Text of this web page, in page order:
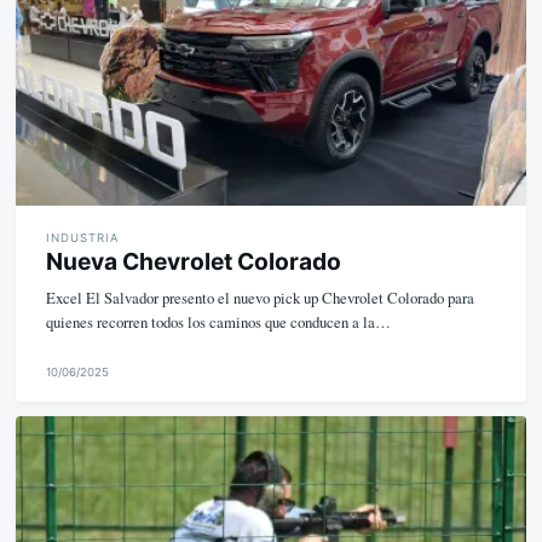
INDUSTRIA
Nueva Chevrolet Colorado
Excel El Salvador presento el nuevo pick up Chevrolet Colorado para
quienes recorren todos los caminos que conducen a la…
i
10/06/2025